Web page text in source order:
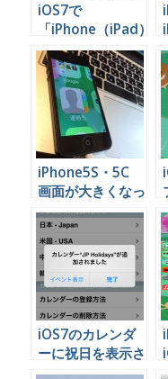
iOS7で
「iPhone（iPad）
を検索」を使う方
法
iPhone5S・5C
画面が大きくなっ
てしまったのを戻
す方法
iOS7のカレンダ
ーに祝日を表示さ
せる手順